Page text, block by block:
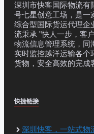
深圳市快客国际物流有
号七星创意工场，是一
综合型国际货运代理企
流秉承 "快人一步，客
物流信息管理系统，同
实时监控越洋运输各个
货物，安全高效的完成
快捷链接
深圳快客，一站式物